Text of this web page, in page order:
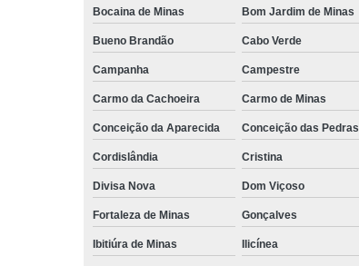
Bocaina de Minas Bom Jardim de Minas
Bueno Brandão Cabo Verde
Campanha Campestre
Carmo da Cachoeira Carmo de Minas
Conceição da Aparecida Conceição das Pedras
Cordislândia Cristina
Divisa Nova Dom Viçoso
Fortaleza de Minas Gonçalves
Ibitiúra de Minas Ilicínea